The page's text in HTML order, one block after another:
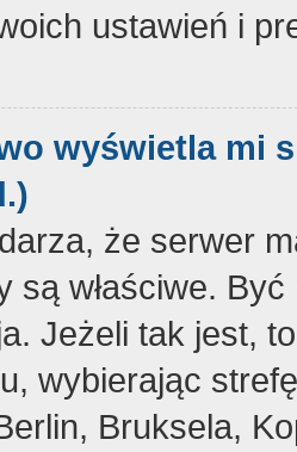
ustawień i
wyświetla mi
że serwer
są właściwe.
Jeżeli tak jest,
wybierając
Bruksela,